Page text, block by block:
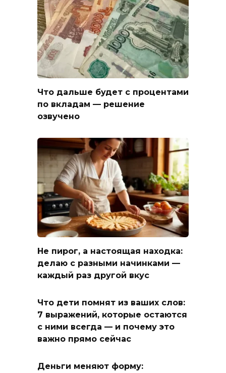
Что дальше будет с процентами
по вкладам — решение
озвучено
Не пирог, а настоящая находка:
делаю с разными начинками —
каждый раз другой вкус
Что дети помнят из ваших слов:
7 выражений, которые остаются
с ними всегда — и почему это
важно прямо сейчас
Деньги меняют форму: